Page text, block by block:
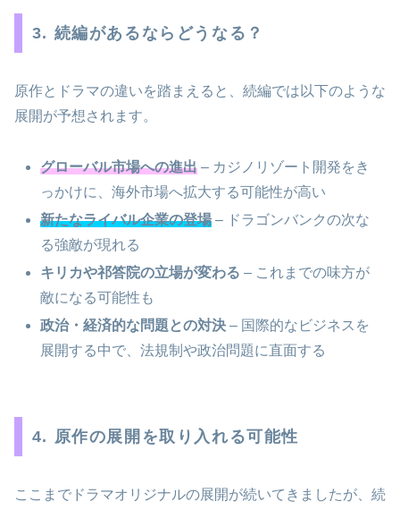
3. 続編があるならどうなる？
原作とドラマの違いを踏まえると、続編では以下のような
展開が予想されます。
グローバル市場への進出 – カジノリゾート開発をき
っかけに、海外市場へ拡大する可能性が高い
新たなライバル企業の登場 – ドラゴンバンクの次な
る強敵が現れる
キリカや祁答院の立場が変わる – これまでの味方が
敵になる可能性も
政治・経済的な問題との対決 – 国際的なビジネスを
展開する中で、法規制や政治問題に直面する
4. 原作の展開を取り入れる可能性
ここまでドラマオリジナルの展開が続いてきましたが、続